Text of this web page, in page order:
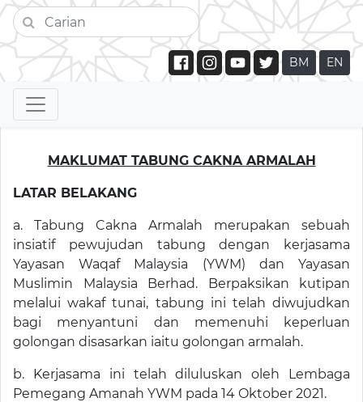
BM EN
MAKLUMAT TABUNG CAKNA ARMALAH
LATAR BELAKANG
a. Tabung Cakna Armalah merupakan sebuah
insiatif pewujudan tabung dengan kerjasama
Yayasan Waqaf Malaysia (YWM) dan Yayasan
Muslimin Malaysia Berhad. Berpaksikan kutipan
melalui wakaf tunai, tabung ini telah diwujudkan
bagi menyantuni dan memenuhi keperluan
golongan disasarkan iaitu golongan armalah.
b. Kerjasama ini telah diluluskan oleh Lembaga
Pemegang Amanah YWM pada 14 Oktober 2021.